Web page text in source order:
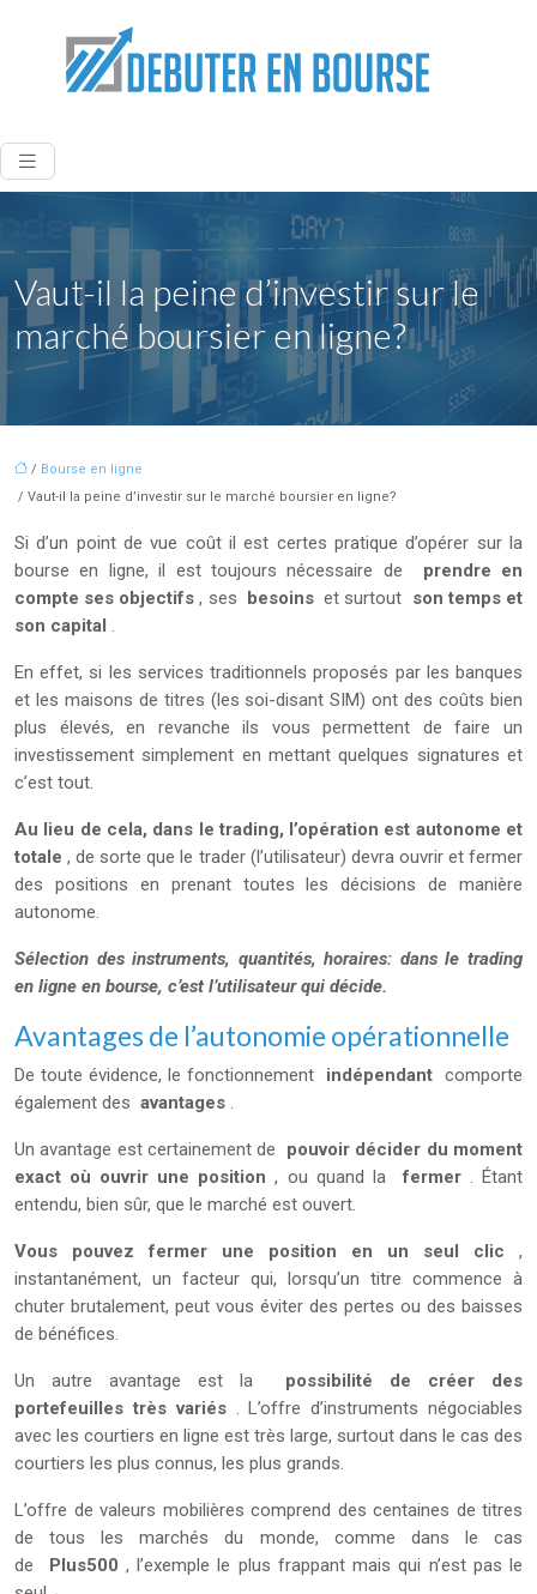
Vaut-il la peine d’investir sur le
marché boursier en ligne?
/ Bourse en ligne
/ Vaut-il la peine d’investir sur le marché boursier en ligne?
Si d’un point de vue coût il est certes pratique d’opérer sur la
bourse en ligne, il est toujours nécessaire de prendre en
compte ses objectifs , ses besoinset surtout son temps et
son capital
En effet, si les services traditionnels proposés par les banques
et les maisons de titres (les soi-disant SIM) ont des coûts bien
plus élevés, en revanche ils vous permettent de faire un
investissement simplement en mettant quelques signatures et
c’est tout.
Au lieu de cela, dans le trading, l’opération est autonome et
totale , de sorte que le trader (l’utilisateur) devra ouvrir et fermer
des positions en prenant toutes les décisions de manière
autonome.
Sélection des instruments, quantités, horaires: dans le trading
en ligne en bourse, c’est l’utilisateur qui décide.
Avantages de l’autonomie opérationnelle
De toute évidence, le fonctionnement indépendant comporte
également des avantages
Un avantage est certainement de pouvoir décider du moment
exact où ouvrir une position , ou quand lafermer. Étant
entendu, bien sûr, que le marché est ouvert.
Vous pouvez fermer une position en un seul clic ,
instantanément, un facteur qui, lorsqu’un titre commence à
chuter brutalement, peut vous éviter des pertes ou des baisses
de bénéfices.
Un autre avantage est la possibilité de créer des
portefeuilles très variés. L’offre d’instruments négociables
avec les courtiers en ligne est très large, surtout dans le cas des
courtiers les plus connus, les plus grands.
L’offre de valeurs mobilières comprend des centaines de titres
de tous les marchés du monde, comme dans le cas
de Plus500 , l’exemple le plus frappant mais qui n’est pas le